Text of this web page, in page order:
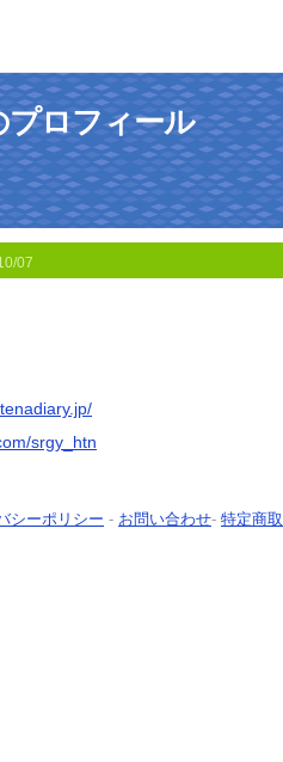
ロフィール
07
srgy_htn
シーポリシー - お問い合わせ- 特定商